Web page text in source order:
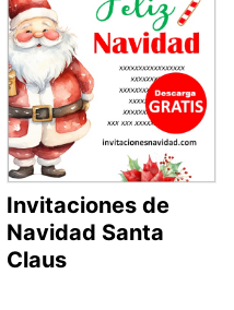
Invitaciones de
Navidad Santa
Claus